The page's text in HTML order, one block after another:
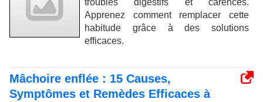
n
troubles digestifs et carences.
Apprenez comment remplacer cette
habitude grâce à des solutions
efficaces.
Mâchoire enflée : 15 Causes,
Symptômes et Remèdes Efficaces à